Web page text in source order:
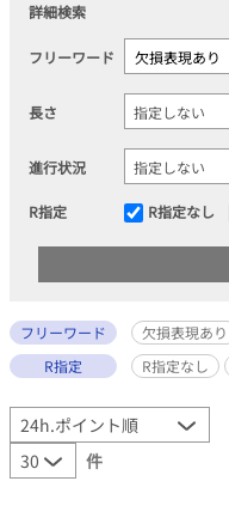
詳細検索
フリーワード
長さ
進行状況
R指定 R指定なし
フリーワード
欠損表現あり
R指定
R指定なし
件